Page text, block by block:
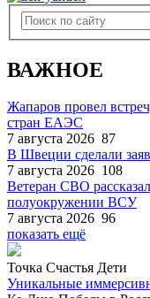
ВАЖНОЕ
Жапаров провел
стран ЕАЭС
7 августа 2026 87
В Швеции сделали
7 августа 2026 108
Ветеран СВО
полуокружении ВСУ
7 августа 2026 96
показать ещё
Точка Счастья Дети
Уникальные